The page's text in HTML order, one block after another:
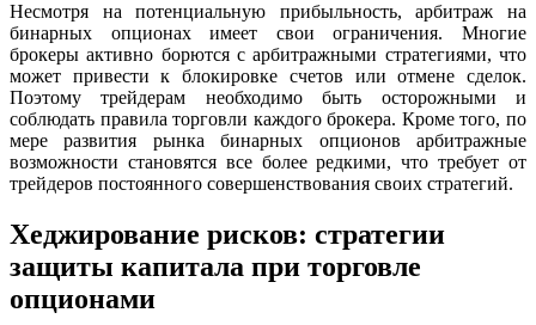
Несмотря на потенциальную прибыльность, арбитраж на
бинарных опционах имеет свои ограничения. Многие
брокеры активно борются с арбитражными стратегиями, что
может привести к блокировке счетов или отмене сделок.
Поэтому трейдерам необходимо быть осторожными и
соблюдать правила торговли каждого брокера. Кроме того, по
мере развития рынка бинарных опционов арбитражные
возможности становятся все более редкими, что требует от
трейдеров постоянного совершенствования своих стратегий.
Хеджирование рисков: стратегии
защиты капитала при торговле
опционами